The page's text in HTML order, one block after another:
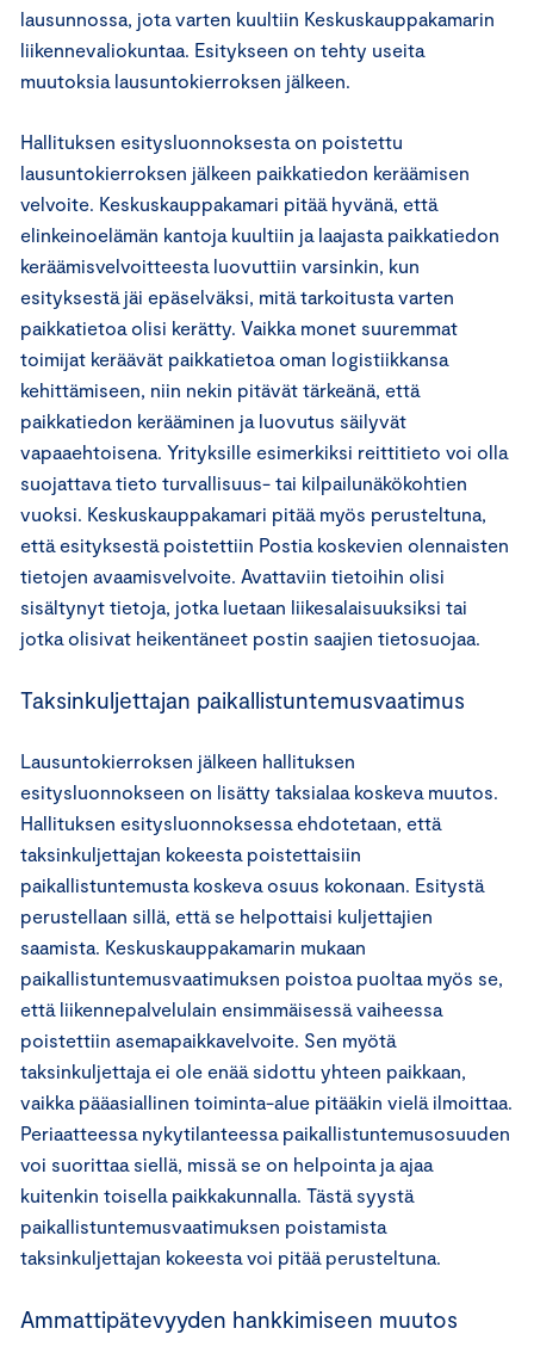
lausunnossa, jota varten kuultiin Keskuskauppakamarin
liikennevaliokuntaa. Esitykseen on tehty useita
muutoksia lausuntokierroksen jälkeen.
Hallituksen esitysluonnoksesta on poistettu
lausuntokierroksen jälkeen paikkatiedon keräämisen
velvoite. Keskuskauppakamari pitää hyvänä, että
elinkeinoelämän kantoja kuultiin ja laajasta paikkatiedon
keräämisvelvoitteesta luovuttiin varsinkin, kun
esityksestä jäi epäselväksi, mitä tarkoitusta varten
paikkatietoa olisi kerätty. Vaikka monet suuremmat
toimijat keräävät paikkatietoa oman logistiikkansa
kehittämiseen, niin nekin pitävät tärkeänä, että
paikkatiedon kerääminen ja luovutus säilyvät
vapaaehtoisena. Yrityksille esimerkiksi reittitieto voi olla
suojattava tieto turvallisuus- tai kilpailunäkökohtien
vuoksi. Keskuskauppakamari pitää myös perusteltuna,
että esityksestä poistettiin Postia koskevien olennaisten
tietojen avaamisvelvoite. Avattaviin tietoihin olisi
sisältynyt tietoja, jotka luetaan liikesalaisuuksiksi tai
jotka olisivat heikentäneet postin saajien tietosuojaa.
Taksinkuljettajan paikallistuntemusvaatimus
Lausuntokierroksen jälkeen hallituksen
esitysluonnokseen on lisätty taksialaa koskeva muutos.
Hallituksen esitysluonnoksessa ehdotetaan, että
taksinkuljettajan kokeesta poistettaisiin
paikallistuntemusta koskeva osuus kokonaan. Esitystä
perustellaan sillä, että se helpottaisi kuljettajien
saamista. Keskuskauppakamarin mukaan
paikallistuntemusvaatimuksen poistoa puoltaa myös se,
että liikennepalvelulain ensimmäisessä vaiheessa
poistettiin asemapaikkavelvoite. Sen myötä
taksinkuljettaja ei ole enää sidottu yhteen paikkaan,
vaikka pääasiallinen toiminta-alue pitääkin vielä ilmoittaa.
Periaatteessa nykytilanteessa paikallistuntemusosuuden
voi suorittaa siellä, missä se on helpointa ja ajaa
kuitenkin toisella paikkakunnalla. Tästä syystä
paikallistuntemusvaatimuksen poistamista
taksinkuljettajan kokeesta voi pitää perusteltuna.
Ammattipätevyyden hankkimiseen muutos